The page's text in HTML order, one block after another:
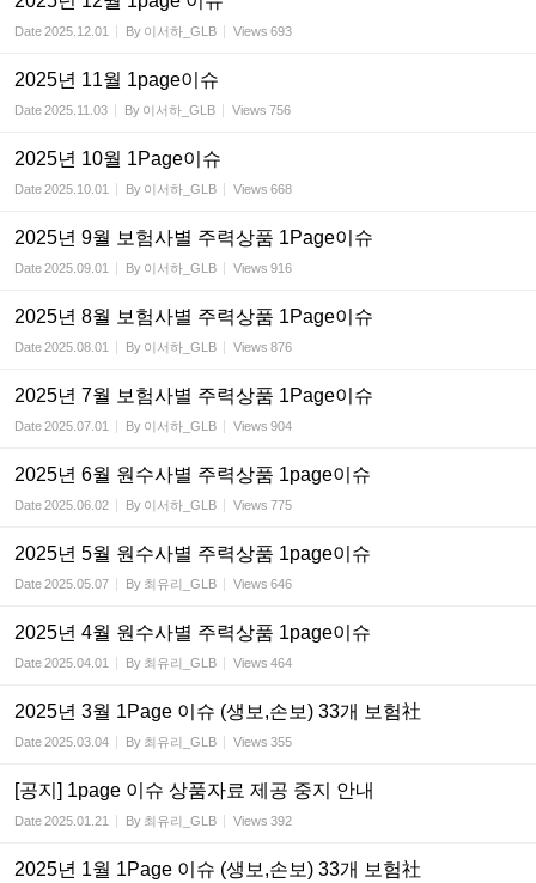
Date2025.12.01 By 이서하_GLB Views 693
2025년 11월 1page이슈
Date2025.11.03 By 이서하_GLB Views 756
2025년 10월 1Page이슈
Date2025.10.01 By 이서하_GLB Views 668
2025년 9월 보험사별 주력상품 1Page이슈
Date2025.09.01 By 이서하_GLB Views 916
2025년 8월 보험사별 주력상품 1Page이슈
Date2025.08.01 By 이서하_GLB Views 876
2025년 7월 보험사별 주력상품 1Page이슈
Date2025.07.01 By 이서하_GLB Views 904
2025년 6월 원수사별 주력상품 1page이슈
Date2025.06.02 By 이서하_GLB Views 775
2025년 5월 원수사별 주력상품 1page이슈
Date2025.05.07 By 최유리_GLB Views 646
2025년 4월 원수사별 주력상품 1page이슈
Date2025.04.01 By 최유리_GLB Views 464
2025년 3월 1Page 이슈 (생보,손보) 33개 보험社
Date2025.03.04 By 최유리_GLB Views 355
[공지] 1page 이슈 상품자료 제공 중지 안내
Date2025.01.21 By 최유리_GLB Views 392
2025년 1월 1Page 이슈 (생보,손보) 33개 보험社